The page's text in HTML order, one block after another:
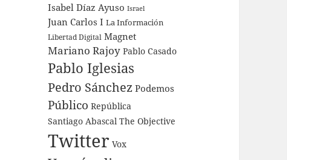
Isabel Díaz Ayuso Israel
Juan Carlos I La Información
Libertad Digital Magnet
Mariano Rajoy Pablo Casado
Pablo Iglesias
Pedro Sánchez Podemos
Público República
Santiago Abascal The Objective
Twitter Vox